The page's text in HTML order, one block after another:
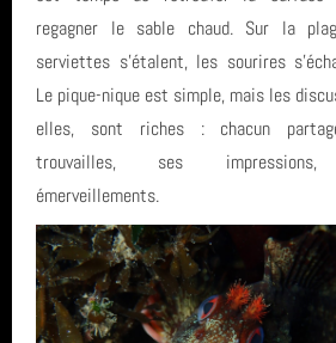
regagner le sable chaud. Sur la
serviettes s’étalent, les sourires
Le pique-nique est simple, mais les
elles, sont riches : chacun
trouvailles, ses
émerveillements.